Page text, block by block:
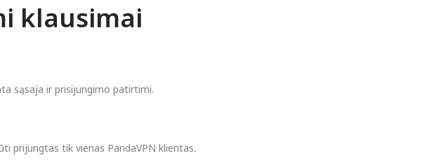
klausimai
sąsaja ir prisijungimo patirtimi.
prijungtas tik vienas PandaVPN klientas.